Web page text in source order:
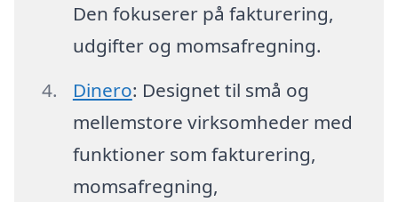
Den fokuserer på fakturering,
udgifter og momsafregning.
Dinero: Designet til små og
mellemstore virksomheder med
funktioner som fakturering,
momsafregning,